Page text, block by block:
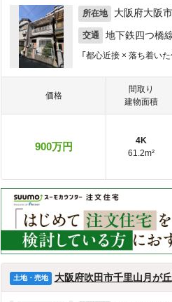
所在地 大阪府大阪
交通 地下鉄四つ橋
「都心近接 × 落ち着い
価格
間取り
建物面積
900万円
4K
61.2m²
土地・売地 大阪府吹田市千里山月が丘